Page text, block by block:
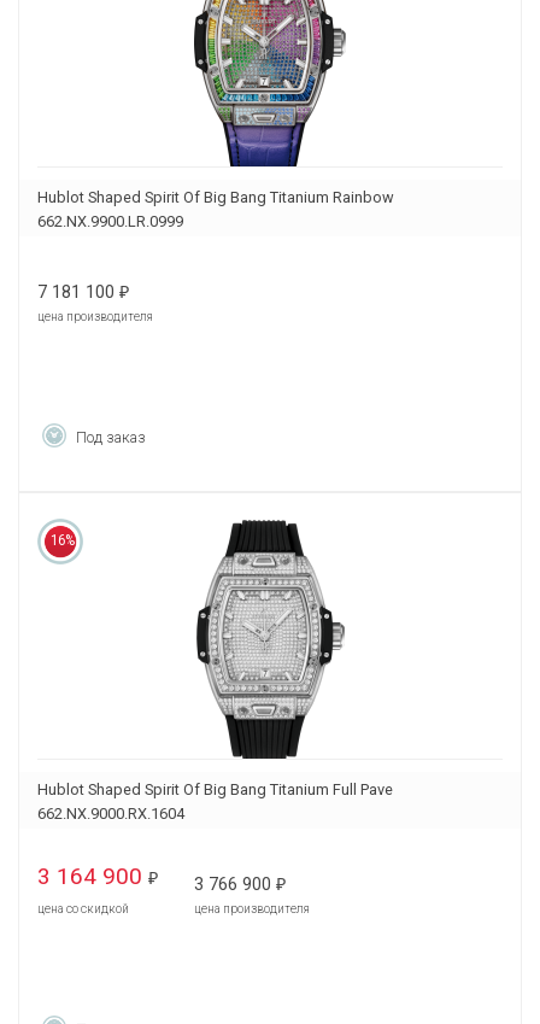
Hublot Shaped Spirit Of Big Bang Titanium Rainbow
662.NX.9900.LR.0999
7 181 100 ₽
цена производителя
Под заказ
16%
Hublot Shaped Spirit Of Big Bang Titanium Full Pave
662.NX.9000.RX.1604
3 164 900 ₽
цена со скидкой
3 766 900 ₽
цена производителя